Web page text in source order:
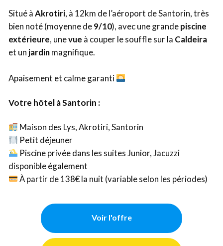
Situé àAkrotiri, à 12km de l’aéroport de Santorin, très
bien noté (moyenne de9/10), avec une grandepiscine
extérieure, unevue à couper le souffle sur la Caldeira
et un jardinmagnifique.
Apaisement et calme garanti
Votre hôtel à Santorin :
Maison des Lys, Akrotiri, Santorin
Petit déjeuner
Piscine privée dans les suites Junior, Jacuzzi
disponible également
À partir de 138€ la nuit (variable selon les périodes)
Voir l'offre